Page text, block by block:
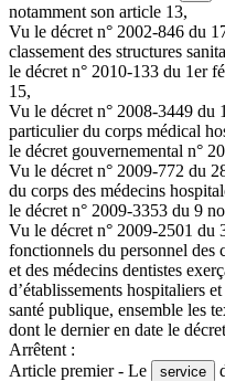
notamment son article 13,
Vu le décret n° 2002-846 du
classement des structures
le décret n° 2010-133 du 1er
15,
Vu le décret n° 2008-3449 du
particulier du corps médical
le décret gouvernemental n°
Vu le décret n° 2009-772 du
du corps des médecins
le décret n° 2009-3353 du 9
Vu le décret n° 2009-2501 du
fonctionnels du personnel des
et des médecins dentistes
d’établissements hospitaliers
santé publique, ensemble les
dont le dernier en date le
Arrêtent :
Article premier - Le
service